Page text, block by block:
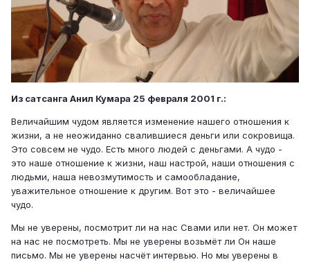
Из сатсанга Анил Кумара 25 февраля 2001 г.:
Величайшим чудом является изменение нашего отношения к
жизни, а не неожиданно свалившиеся деньги или сокровища.
Это совсем не чудо. Есть много людей с деньгами. А чудо -
это наше отношение к жизни, наш настрой, наши отношения с
людьми, наша невозмутимость и самообладание,
уважительное отношение к другим. Вот это - величайшее
чудо.
Мы не уверены, посмотрит ли на нас Свами или нет. Он может
на нас не посмотреть. Мы не уверены возьмёт ли Он наше
письмо. Мы не уверены насчёт интервью. Но мы уверены в